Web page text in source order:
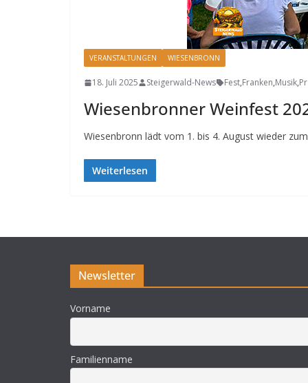
VERANSTALTUNGEN WIESENBRONN
18. Juli 2025 Steigerwald-News Fest,Franken,Musik,
Wiesenbronner Weinfest
Wiesenbronn lädt vom 1. bis 4. August wieder
Weiterlesen
Newsletter
Vorname
Familienname